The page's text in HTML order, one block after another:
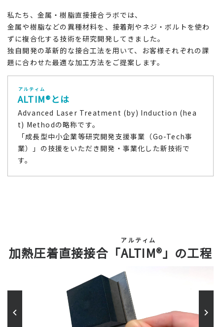
私たち、金属・樹脂直接接合ラボでは、
金属や樹脂などの異種材料を、接着剤やネジ・ボルトを使わ
ずに複合化する技術を研究開発してきました。
独自開発の革新的な接合工法を用いて、お客様それぞれの課
題に合わせた最適な加工方法をご提案します。
ALTIM
アルティム
®とは
Advanced Laser Treatment (by) Induction (hea
t) Methodの略称です。
「成長型中小企業等研究開発支援事業（Go-Tech事
業）」の技援をいただき開発・事業化した新技術で
す。
加熱圧着直接接合「ALTIM
アルティム
®」の工程